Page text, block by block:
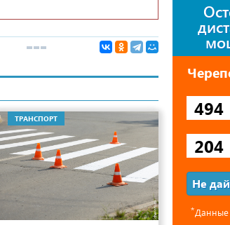
ТРАНСПОРТ
28
494
204
Не
⃰